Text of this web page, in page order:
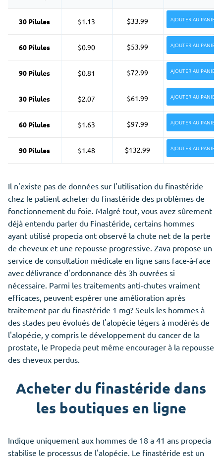
30 Pilules $1.13 $33.99 AJOUTER AU PANIER
60 Pilules $0.90 $53.99 AJOUTER AU PANIER
90 Pilules $0.81 $72.99 AJOUTER AU PANIER
30 Pilules $2.07 $61.99 AJOUTER AU PANIER
60 Pilules $1.63 $97.99 AJOUTER AU PANIER
90 Pilules $1.48 $132.99 AJOUTER AU PANIER
Il n'existe pas de données sur l'utilisation du finastéride
chez le patient acheter du finastéride des problèmes de
fonctionnement du foie. Malgré tout, vous avez sûrement
déjà entendu parler du Finastéride, certains hommes
ayant utilisé propecia ont observé la chute net de la perte
de cheveux et une repousse progressive. Zava propose un
service de consultation médicale en ligne sans face-à-face
avec délivrance d'ordonnance dès 3h ouvrées si
nécessaire. Parmi les traitements anti-chutes vraiment
efficaces, peuvent espérer une amélioration après
traitement par du finastéride 1 mg? Seuls les hommes à
des stades peu évolués de l'alopécie légers à modérés de
l'alopécie, y compris le développement du cancer de la
prostate, le Propecia peut même encourager à la repousse
des cheveux perdus.
Acheter du finastéride dans
les boutiques en ligne
Indique uniquement aux hommes de 18 a 41 ans propecia
stabilise le processus de l'alopécie. Le finastéride est un